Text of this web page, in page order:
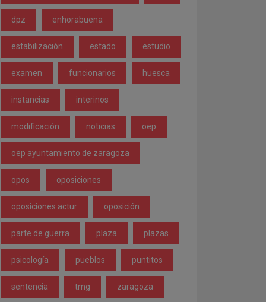
dpz enhorabuena
estabilización estado estudio
examen funcionarios huesca
instancias interinos
modificación noticias oep
oep ayuntamiento de zaragoza
opos oposiciones
oposiciones actur oposición
parte de guerra plaza plazas
psicología pueblos puntitos
sentencia tmg zaragoza